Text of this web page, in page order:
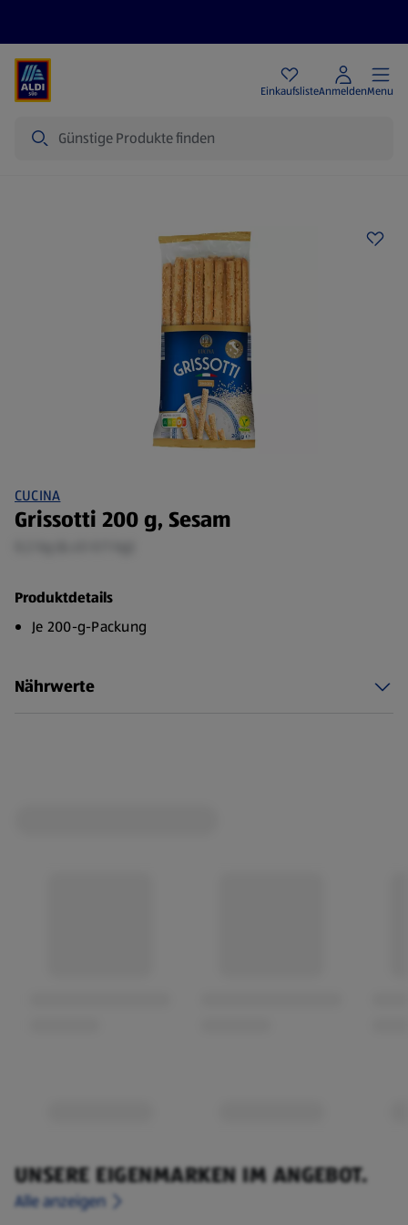
EinkaufslisteAnmeldenMenu
CUCINA
Grissotti 200 g, Sesam
Produktdetails
Je 200-g-Packung
Nährwerte
UNSERE EIGENMARKEN IM ANGEBOT.
Alle anzeigen